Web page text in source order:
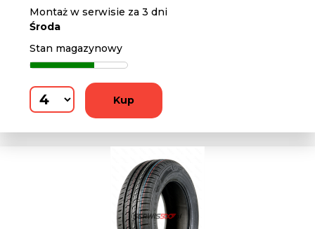
Montaż w serwisie za 3 dni
Środa
Stan magazynowy
Kup